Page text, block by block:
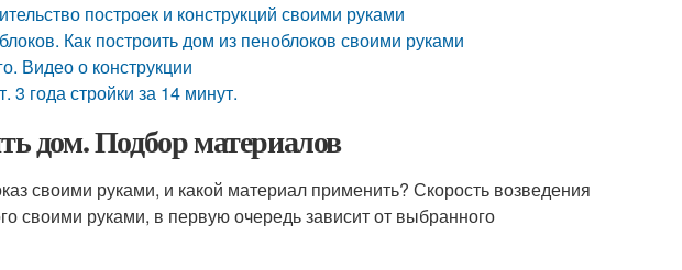
построек и конструкций своими руками
Как построить дом из пеноблоков своими руками
Видео о конструкции
года стройки за 14 минут.
дом. Подбор материалов
своими руками, и какой материал применить? Скорость возведения
своими руками, в первую очередь зависит от выбранного